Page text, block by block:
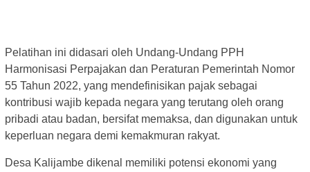
Pelatihan ini didasari oleh Undang-Undang PPH
Harmonisasi Perpajakan dan Peraturan Pemerintah Nomor
55 Tahun 2022, yang mendefinisikan pajak sebagai
kontribusi wajib kepada negara yang terutang oleh orang
pribadi atau badan, bersifat memaksa, dan digunakan untuk
keperluan negara demi kemakmuran rakyat.
Desa Kalijambe dikenal memiliki potensi ekonomi yang